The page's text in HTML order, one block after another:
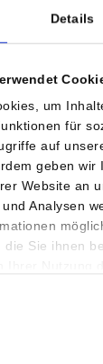
Details
um
für
auf
geben wir
Website an
Analysen
die Sie ihnen
Medizin,